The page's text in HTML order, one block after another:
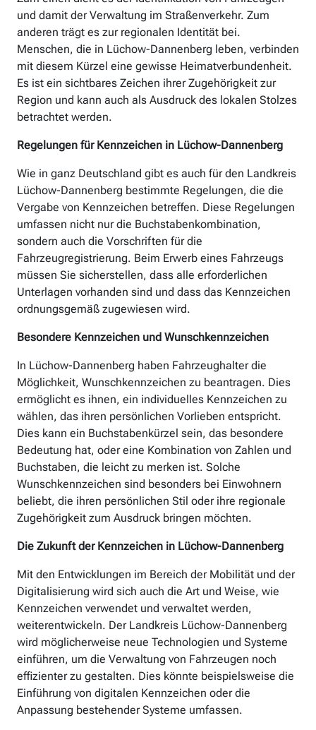
und damit der Verwaltung im Straßenverkehr. Zum
anderen trägt es zur regionalen Identität bei.
Menschen, die in Lüchow-Dannenberg leben, verbinden
mit diesem Kürzel eine gewisse Heimatverbundenheit.
Es ist ein sichtbares Zeichen ihrer Zugehörigkeit zur
Region und kann auch als Ausdruck des lokalen Stolzes
betrachtet werden.
Regelungen für Kennzeichen in Lüchow-Dannenberg
Wie in ganz Deutschland gibt es auch für den Landkreis
Lüchow-Dannenberg bestimmte Regelungen, die die
Vergabe von Kennzeichen betreffen. Diese Regelungen
umfassen nicht nur die Buchstabenkombination,
sondern auch die Vorschriften für die
Fahrzeugregistrierung. Beim Erwerb eines Fahrzeugs
müssen Sie sicherstellen, dass alle erforderlichen
Unterlagen vorhanden sind und dass das Kennzeichen
ordnungsgemäß zugewiesen wird.
Besondere Kennzeichen und Wunschkennzeichen
In Lüchow-Dannenberg haben Fahrzeughalter die
Möglichkeit, Wunschkennzeichen zu beantragen. Dies
ermöglicht es ihnen, ein individuelles Kennzeichen zu
wählen, das ihren persönlichen Vorlieben entspricht.
Dies kann ein Buchstabenkürzel sein, das besondere
Bedeutung hat, oder eine Kombination von Zahlen und
Buchstaben, die leicht zu merken ist. Solche
Wunschkennzeichen sind besonders bei Einwohnern
beliebt, die ihren persönlichen Stil oder ihre regionale
Zugehörigkeit zum Ausdruck bringen möchten.
Die Zukunft der Kennzeichen in Lüchow-Dannenberg
Mit den Entwicklungen im Bereich der Mobilität und der
Digitalisierung wird sich auch die Art und Weise, wie
Kennzeichen verwendet und verwaltet werden,
weiterentwickeln. Der Landkreis Lüchow-Dannenberg
wird möglicherweise neue Technologien und Systeme
einführen, um die Verwaltung von Fahrzeugen noch
effizienter zu gestalten. Dies könnte beispielsweise die
Einführung von digitalen Kennzeichen oder die
Anpassung bestehender Systeme umfassen.